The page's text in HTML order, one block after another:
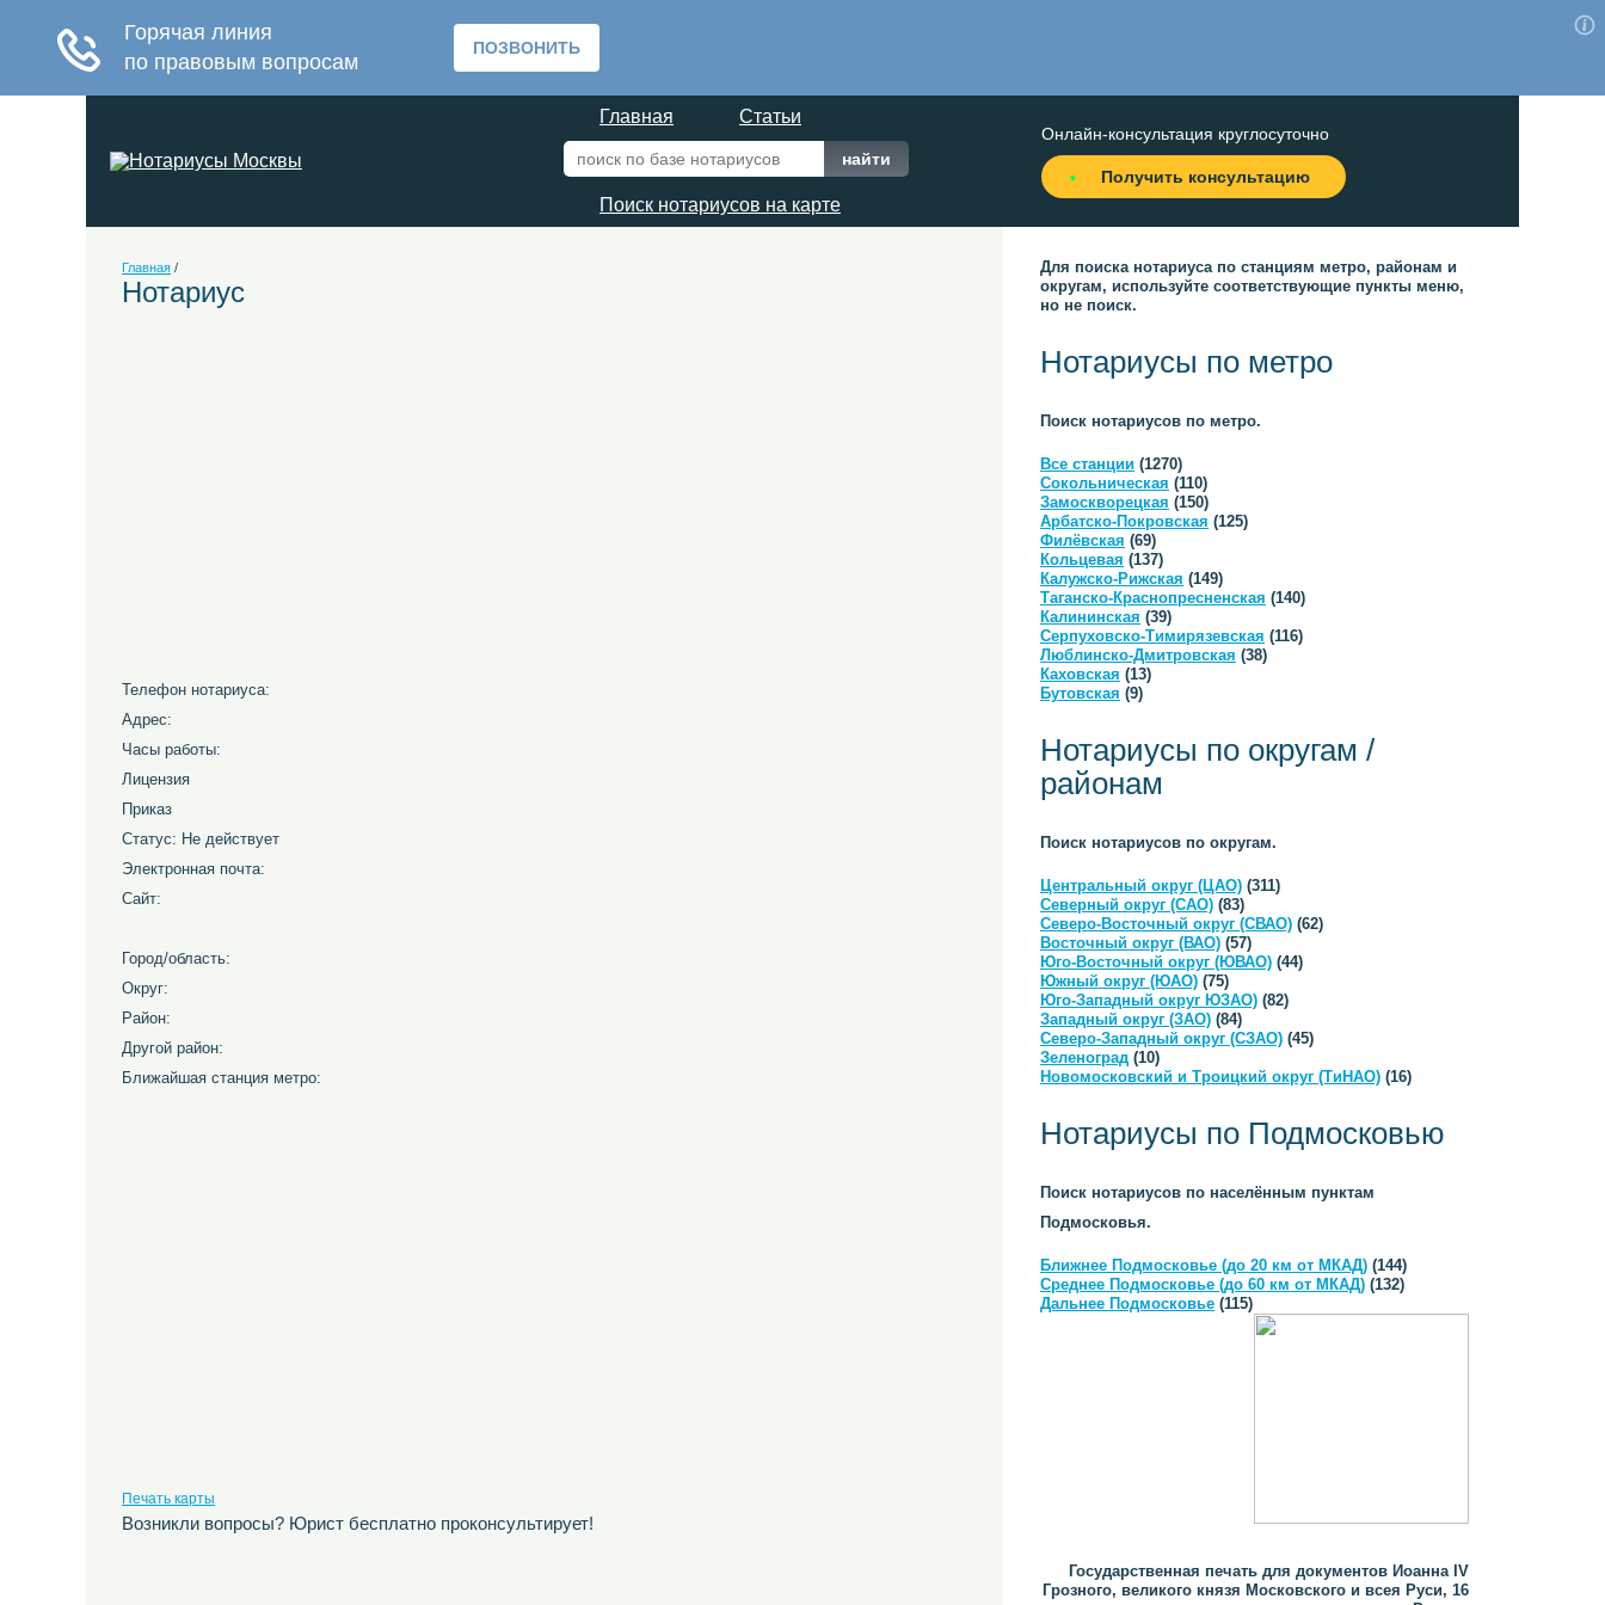
Главная Статьи
Поиск нотариусов на карте
Онлайн-консультация круглосуточно
Получить консультацию
Главная /
Нотариус
Телефон нотариуса:
Адрес:
Часы работы:
Лицензия
Приказ
Статус: Не действует
Электронная почта:
Сайт:
Город/область:
Округ:
Район:
Другой район:
Ближайшая станция метро:
Печать карты
Возникли вопросы? Юрист бесплатно проконсультирует!
Для поиска нотариуса по станциям метро, районам и
округам, используйте соответствующие пункты меню,
но не поиск.
Нотариусы по метро
Поиск нотариусов по метро.
Все станции (1270)
Сокольническая (110)
Замоскворецкая (150)
Арбатско-Покровская (125)
Филёвская (69)
Кольцевая (137)
Калужско-Рижская (149)
Таганско-Краснопресненская (140)
Калининская (39)
Серпуховско-Тимирязевская (116)
Люблинско-Дмитровская (38)
Каховская (13)
Бутовская (9)
Нотариусы по округам /
районам
Поиск нотариусов по округам.
Центральный округ (ЦАО) (311)
Северный округ (САО) (83)
Северо-Восточный округ (СВАО) (62)
Восточный округ (ВАО) (57)
Юго-Восточный округ (ЮВАО) (44)
Южный округ (ЮАО) (75)
Юго-Западный округ ЮЗАО) (82)
Западный округ (ЗАО) (84)
Северо-Западный округ (СЗАО) (45)
Зеленоград (10)
Новомосковский и Троицкий округ (ТиНАО) (16)
Нотариусы по Подмосковью
Поиск нотариусов по населённым пунктам
Подмосковья.
Ближнее Подмосковье (до 20 км от МКАД) (144)
Среднее Подмосковье (до 60 км от МКАД) (132)
Дальнее Подмосковье (115)
Государственная печать для документов Иоанна IV
Грозного, великого князя Московского и всея Руси, 16